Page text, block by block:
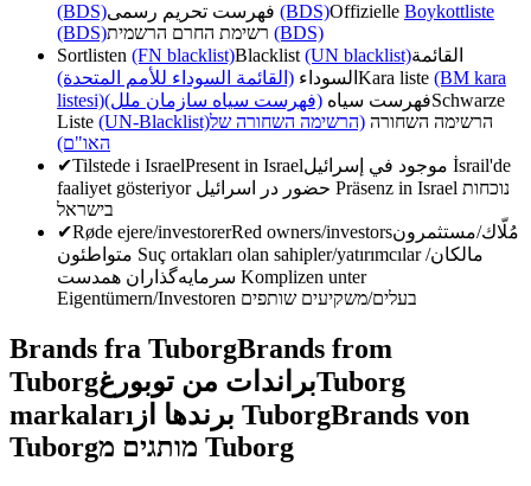
(BDS)
(BDS)Offizielle Boykottliste
(BDS)
(BDS)
Sortlisten (FN blacklist)Blacklist (UN blacklist)القائمة
السوداء (القائمة السوداء للأمم المتحدة) Kara liste (BM kara
listesi)
فهرست سیاه (فهرست سیاه سازمان ملل)
Schwarze
Liste (UN-Blacklist) הרשימה השחורה (הרשימה השחורה של
האו"ם)
✔Tilstede i IsraelPresent in Israel
İsrail'de
faaliyet gösteriyor
Präsenz in Israel נוכחות
בישראל
✔Røde ejere/investorerRed owners/investorsمُلّاك/مستثمرون
Suç ortakları olan sahipler/yatırımcılarمالکان/
Komplizen unter
Eigentümern/Investoren בעלים/משקיעים שותפים
Brands fra TuborgBrands from
Tuborgبراندات من توبورغTuborg
markaları
برندها از TuborgBrands von
Tuborg
מותגים מ Tuborg